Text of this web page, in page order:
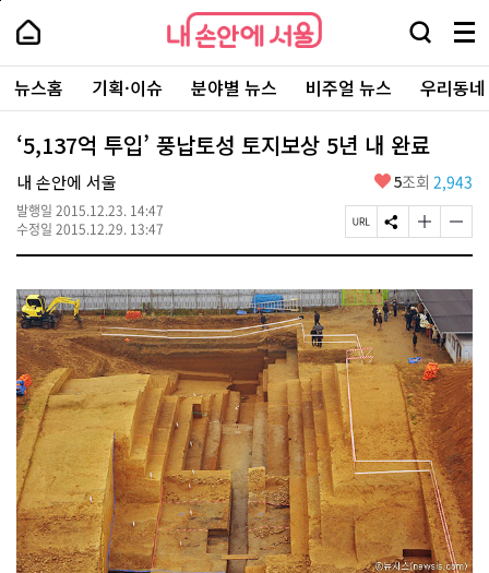
본
로
가
내
손
안
에
서
울
-
서
울
시
대
표
소
포
털
내
손
에
울
검
창
열
기
메
뉴
전
체
보
주
요
서
뉴스홈 기획·이슈 분야별 뉴스 비주얼 뉴스 우리동
‘5,137억 투입’ 풍납토성 토지보상 5년 내 완료
내 손안에 서울
발행일 2015.12.23. 14:47
수정일 2015.12.29. 13:47
좋
요
5조회 2,943
페
이
U
R
L
복
사
S
N
공
유
하
기
글
자
기
크
게
변
경
하
기
글
자
기
게
변
경
하
기
페
상
단
로